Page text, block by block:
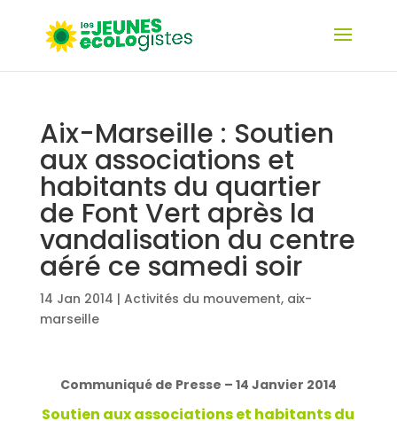
Aix-Marseille : Soutien
aux associations et
habitants du quartier
de Font Vert après la
vandalisation du centre
aéré ce samedi soir
14 Jan 2014 | Activités du mouvement, aix-
marseille
Communiqué de Presse – 14 Janvier 2014
Soutien aux associations et habitants du